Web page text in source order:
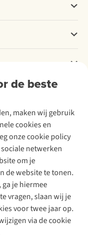
de beste
maken wij gebruik
cookies en
onze cookie policy
netwerken
om je
de website te tonen.
ga je hiermee
vragen, slaan wij je
voor twee jaar op.
via de cookie
voorwaarden